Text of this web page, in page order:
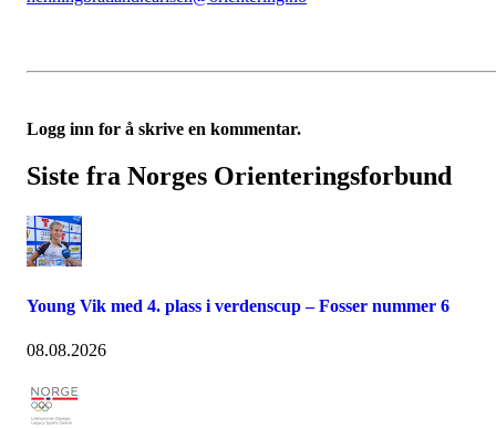
Logg inn for å skrive en kommentar.
Siste fra Norges Orienteringsforbund
Young Vik med 4. plass i verdenscup – Fosser nummer 6
08.08.2026